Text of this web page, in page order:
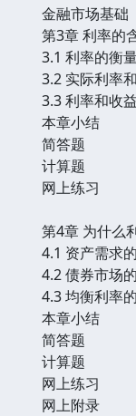
金融市场基础
第3章 利率的
3.1 利率的衡
3.2 实际利率
3.3 利率和收
本章小结
简答题
计算题
网上练习
第4章 为什么
4.1 资产需求
4.2 债券市场
4.3 均衡利率
本章小结
简答题
计算题
网上练习
网上附录